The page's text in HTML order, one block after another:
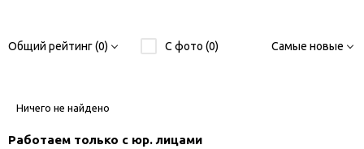
Общий рейтинг (0) С фото (0) Самые новые
Ничего не найдено
Работаем только с юр. лицами